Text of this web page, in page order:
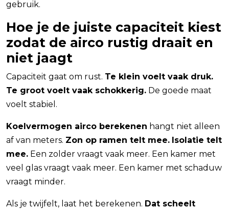
gebruik.
Hoe je de juiste capaciteit kiest
zodat de airco rustig draait en
niet jaagt
Capaciteit gaat om rust. Te klein voelt vaak druk.
Te groot voelt vaak schokkerig. De goede maat
voelt stabiel.
Koelvermogen airco berekenen hangt niet alleen
af van meters. Zon op ramen telt mee. Isolatie telt
mee. Een zolder vraagt vaak meer. Een kamer met
veel glas vraagt vaak meer. Een kamer met schaduw
vraagt minder.
Als je twijfelt, laat het berekenen. Dat scheelt